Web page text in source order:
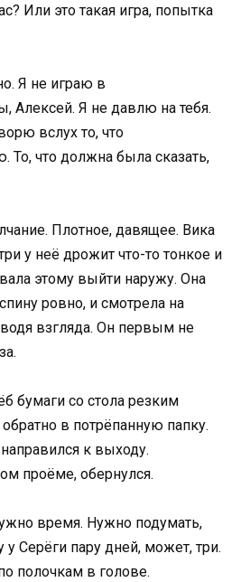
Или это такая игра, попытка
Я не играю в
Алексей. Я не давлю на тебя.
вслух то, что
То, что должна была сказать,
Плотное, давящее. Вика
у неё дрожит что-то тонкое и
этому выйти наружу. Она
ровно, и смотрела на
взгляда. Он первым не
бумаги со стола резким
в потрёпанную папку.
к выходу.
проёме, обернулся.
время. Нужно подумать,
Серёги пару дней, может, три.
полочкам в голове.